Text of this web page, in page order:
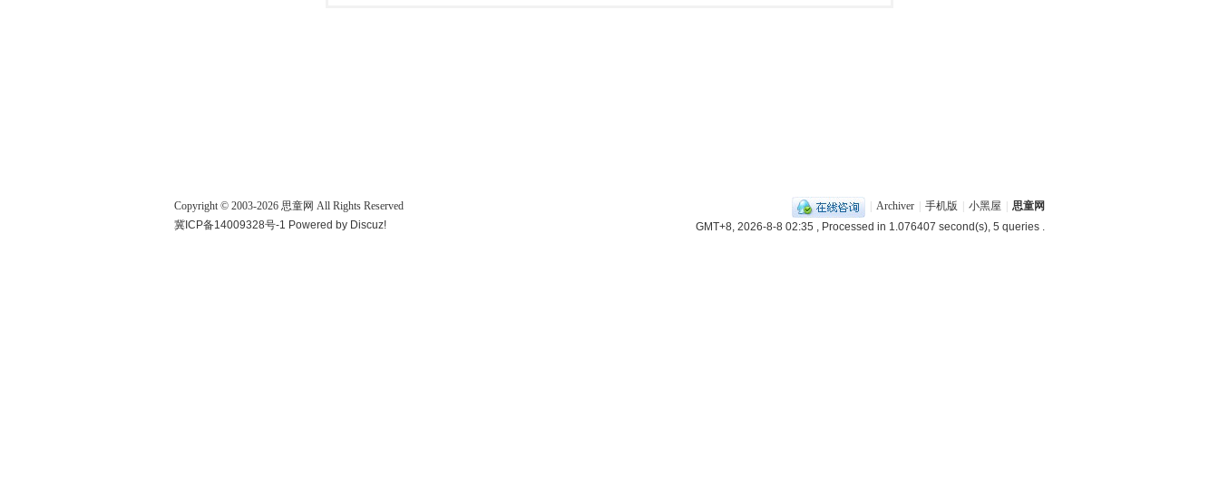
Archiver 手机版 小黑屋
思童网
GMT+8, 2026-8-8 02:35 , Processed in 1.076407 second(s), 5 queries .
Copyright © 2003-2026 思童网 All Rights Reserved
冀ICP备14009328号-1 Powered by Discuz!